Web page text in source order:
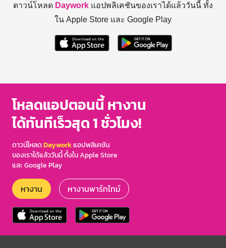
ดาวน์โหลด Daywork แอปพลิเคชันของเราได้แล้ววันนี้ ทั้ง
ใน Apple Store และ Google Play
โหลดแอปตอนนี้ หางาน
ได้ทันทีเร็วสุด 1 ชั่วโมง!
ดาวน์โหลดDayworkแอปพลิเคชัน
ของเราได้แล้ววันนี้ ทั้งใน Apple Store
และ Google Play
หางาน หางานพาร์ทไทม์